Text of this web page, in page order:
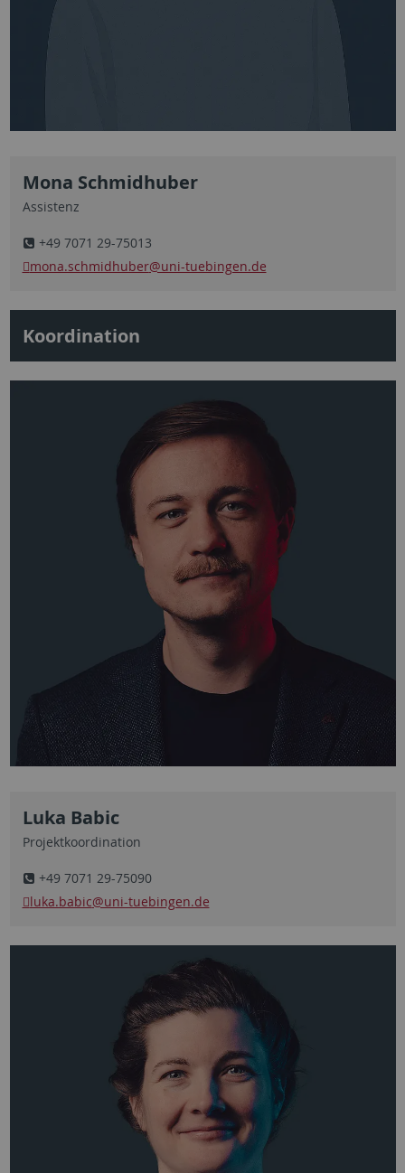
Mona Schmidhuber
Assistenz
+49 7071 29-75013
mona.schmidhuber@uni-tuebingen.de
Koordination
Luka Babic
Projektkoordination
+49 7071 29-75090
luka.babic@uni-tuebingen.de